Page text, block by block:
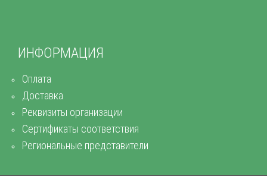
ИНФОРМАЦИЯ
Оплата
Доставка
Реквизиты организации
Сертификаты соответствия
Региональные представители